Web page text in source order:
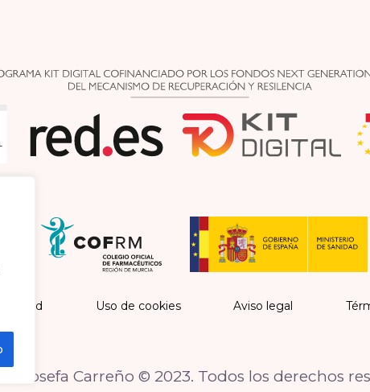
Uso de cookies Aviso legal
Josefa Carreño © 2023. Todos los derechos